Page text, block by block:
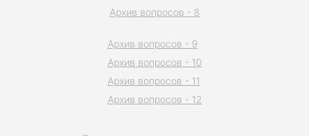
Архив вопросов - 8
Архив вопросов - 9
Архив вопросов - 10
Архив вопросов - 11
Архив вопросов - 12